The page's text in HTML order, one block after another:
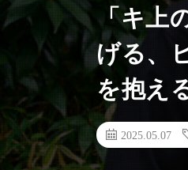
「キ上
げる、
を抱え
2025.05.07